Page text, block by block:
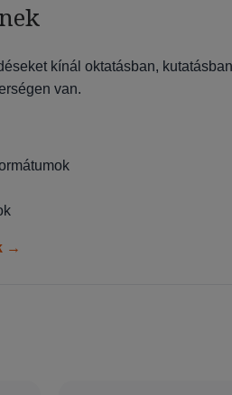
kínál oktatásban,
van.
→